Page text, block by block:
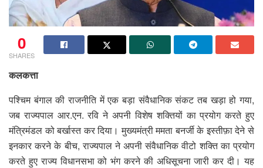
0
SHARES
कलकत्ता
पश्चिम बंगाल की राजनीति में एक बड़ा संवैधानिक संकट तब खड़ा हो गया,
जब राज्यपाल आर.एन. रवि ने अपनी विशेष शक्तियों का प्रयोग करते हुए
मंत्रिमंडल को बर्खास्त कर दिया। मुख्यमंत्री ममता बनर्जी के इस्तीफ़ा देने से
इनकार करने के बीच, राज्यपाल ने अपनी संवैधानिक वीटो शक्ति का प्रयोग
करते हुए राज्य विधानसभा को भंग करने की अधिसूचना जारी कर दी। यह